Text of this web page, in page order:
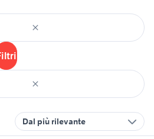
Dal più rilevante